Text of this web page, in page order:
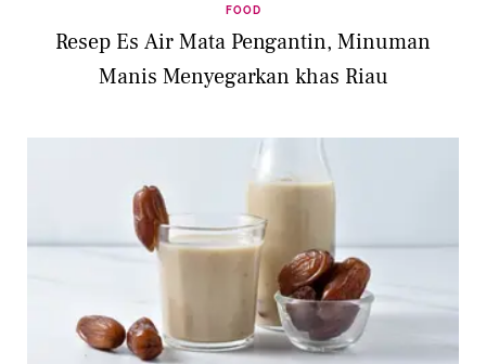
FOOD
Resep Es Air Mata Pengantin, Minuman
Manis Menyegarkan khas Riau